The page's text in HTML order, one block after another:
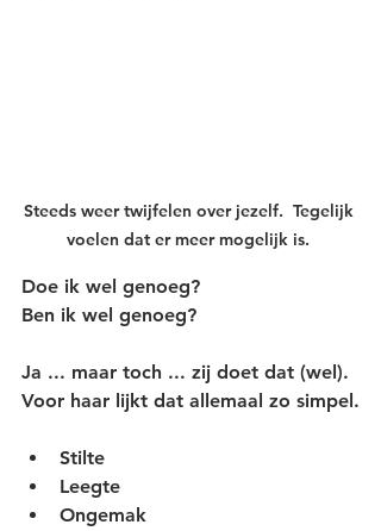
Steeds weer twijfelen over jezelf.  Tegelijk
voelen dat er meer mogelijk is.
Doe ik wel genoeg?
Ben ik wel genoeg?
Ja ... maar toch ... zij doet dat (wel).
Voor haar lijkt dat allemaal zo simpel.
Stilte
Leegte
Ongemak